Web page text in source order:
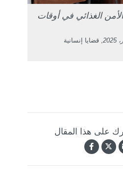
الغذائي في أوقات
, قضايا إنسانية
على هذا المقال